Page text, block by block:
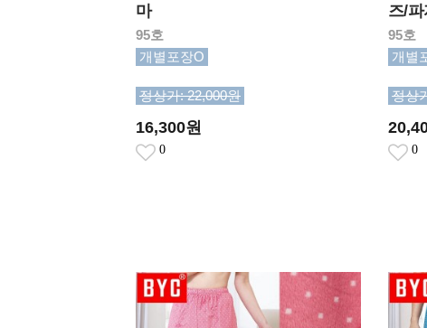
마
95호
개별포장O
정상가: 22,000원
16,300원
0
즈/
95호
개별
정상
0